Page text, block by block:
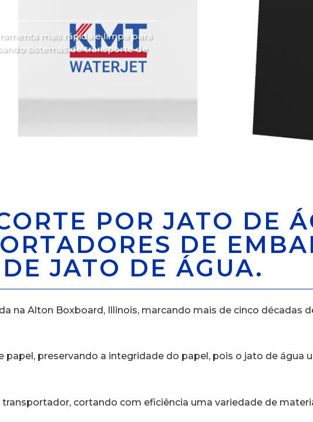
mais rápida e limpa para
sistemas de transporte de
POR JATO DE
DE
JATO DE ÁGUA.
na Alton Boxboard, Illinois, marcando mais de cinco décadas
papel, preservando a integridade do papel, pois o jato de água
cortando com eficiência uma variedade de